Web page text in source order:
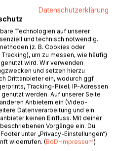
Leben plötzlich zum
vertraute Formen
und Begegnung.
Horst Porkolab, Woche für
Jüchen" zu schreiben und
versenden. Seine Texte
geistlichen Begleitung,
und schenkten neue
Datenschutzerklärung
Technologien auf unserer
und technisch notwendig.
(z. B. Cookies oder
um zu messen, wie häufig
wird. Wir verwenden
und setzen hierzu
Drittanbieter ein, wodurch ggf.
Tracking-Pixel, IP-Adressen
werden. Auf unserer Seite
Anbietern ein (Video-
Datenverarbeitung und ein
keinen Einfluss. Mit deiner
Vorgänge ein. Du
unter „Privacy-Einstellungen“)
widerrufen. (BoD-Impressum)